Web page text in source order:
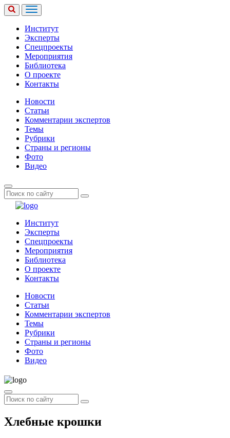
Институт
Эксперты
Спецпроекты
Мероприятия
Библиотека
О проекте
Контакты
Новости
Статьи
Комментарии экспертов
Темы
Рубрики
Страны и регионы
Фото
Видео
Институт
Эксперты
Спецпроекты
Мероприятия
Библиотека
О проекте
Контакты
Новости
Статьи
Комментарии экспертов
Темы
Рубрики
Страны и регионы
Фото
Видео
Хлебные крошки